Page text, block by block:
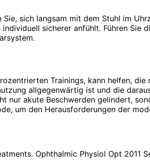
sich langsam mit dem Stuhl im
sicherer anfühlt. Führen Sie
Trainings, kann helfen,
allgegenwärtig ist und die
nur akute Beschwerden gelindert,
um den Herausforderungen der
Ophthalmic Physiol Opt 2011